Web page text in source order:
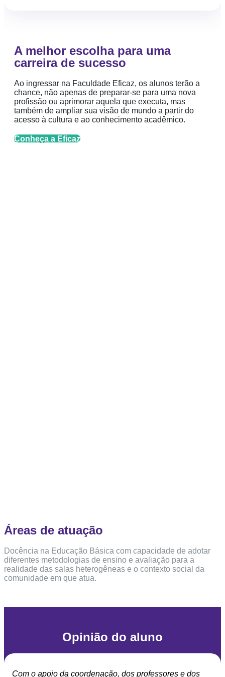
A melhor escolha para uma
carreira de sucesso
Ao ingressar na Faculdade Eficaz, os alunos terão a
chance, não apenas de preparar-se para uma nova
profissão ou aprimorar aquela que executa, mas
também de ampliar sua visão de mundo a partir do
acesso à cultura e ao conhecimento acadêmico.
Conheça a Eficaz
Áreas de atuação
Docência na Educação Básica com capacidade de adotar
diferentes metodologias de ensino e avaliação para a
realidade das salas heterogêneas e o contexto social da
comunidade em que atua.
Opinião do aluno
Com o apoio da coordenação, dos professores e dos